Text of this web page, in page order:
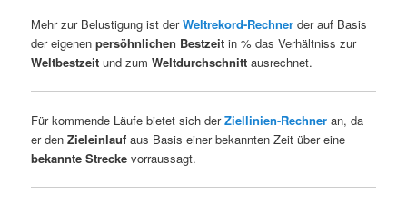
Mehr zur Belustigung ist der Weltrekord-Rechner der auf Basis
der eigenenpersöhnlichen Bestzeit in % das Verhältniss zur
Weltbestzeit und zumWeltdurchschnitt ausrechnet.
Für kommende Läufe bietet sich derZiellinien-Rechner an, da
er denZieleinlauf aus Basis einer bekannten Zeit über eine
bekannte Strecke vorraussagt.